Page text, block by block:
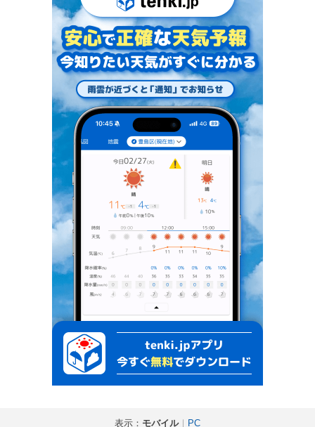
表示： モバイル｜ PC